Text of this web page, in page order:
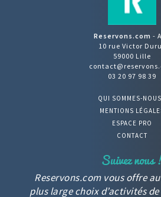
Reservons.com -
10 rue Victor
59000 Lille
03 20 97 98 39
QUI SOMMES-
MENTIONS
ESPACE PRO
CONTACT
Reservons.com vous offre
plus large choix d’activités